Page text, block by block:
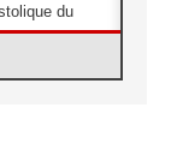
du
l'éducation